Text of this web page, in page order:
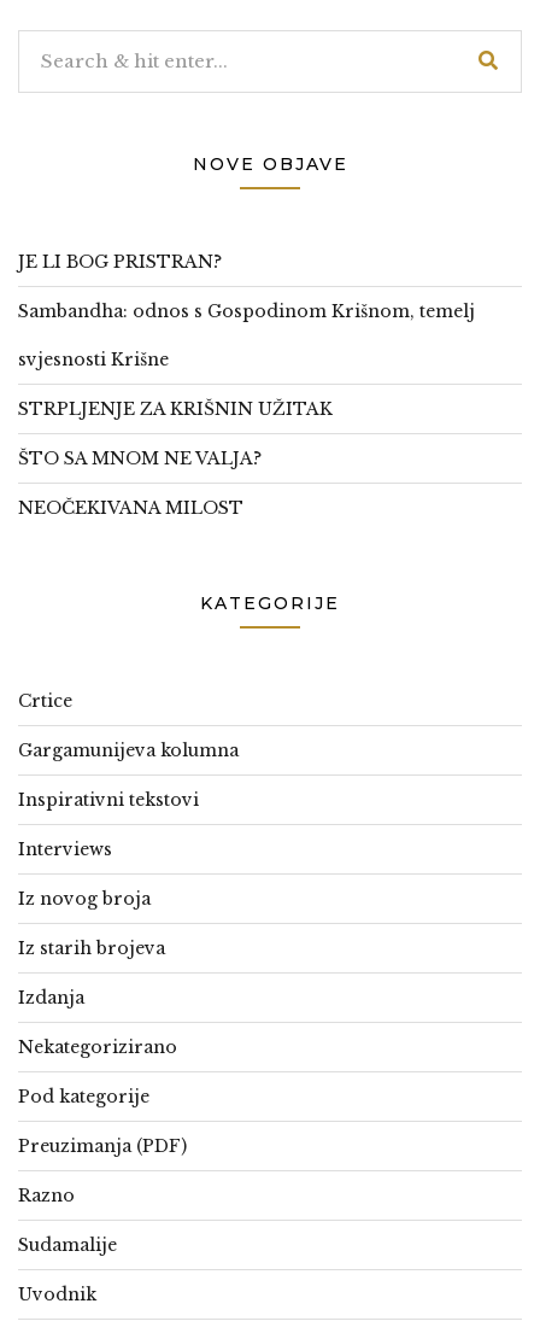
NOVE OBJAVE
JE LI BOG PRISTRAN?
Sambandha: odnos s Gospodinom Krišnom, temelj
svjesnosti Krišne
STRPLJENJE ZA KRIŠNIN UŽITAK
ŠTO SA MNOM NE VALJA?
NEOČEKIVANA MILOST
KATEGORIJE
Crtice
Gargamunijeva kolumna
Inspirativni tekstovi
Interviews
Iz novog broja
Iz starih brojeva
Izdanja
Nekategorizirano
Pod kategorije
Preuzimanja (PDF)
Razno
Sudamalije
Uvodnik